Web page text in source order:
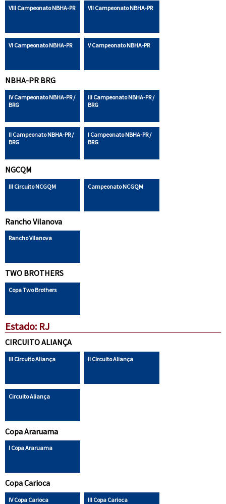
VIII Campeonato NBHA-PR VII Campeonato NBHA-PR
VI Campeonato NBHA-PR V Campeonato NBHA-PR
NBHA-PR BRG
IV Campeonato NBHA-PR /
BRG
III Campeonato NBHA-PR /
BRG
II Campeonato NBHA-PR /
BRG
I Campeonato NBHA-PR /
BRG
NGCQM
III Circuito NCGQM Campeonato NCGQM
Rancho Vilanova
Rancho Vilanova
TWO BROTHERS
Copa Two Brothers
Estado: RJ
CIRCUITO ALIANÇA
III Circuito Aliança II Circuito Aliança
Circuito Aliança
Copa Araruama
I Copa Araruama
Copa Carioca
IV Copa Carioca III Copa Carioca